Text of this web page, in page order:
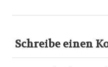
Schreibe einen